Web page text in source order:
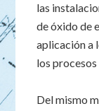
las
de óxido de
aplicación a
los
Del mismo